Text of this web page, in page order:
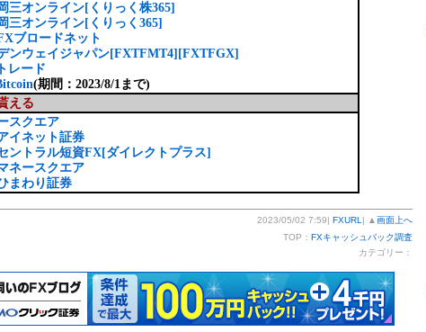
三オンライン[くりっく株365]
三オンライン[くりっく365]
ブロードネット
ンウェイジャパン[FXTFMT4][FXTFGX]
レード
(期間：2023/8/1まで)
える
スクエア
イネット証券
ントラル短資FX[ダイレクトプラス]
ネースクエア
まわり証券
2023/05/02 7:59| FXURL | ▲ 画面上へ
TOP： FXキャッシュバック調査
カテゴリー：